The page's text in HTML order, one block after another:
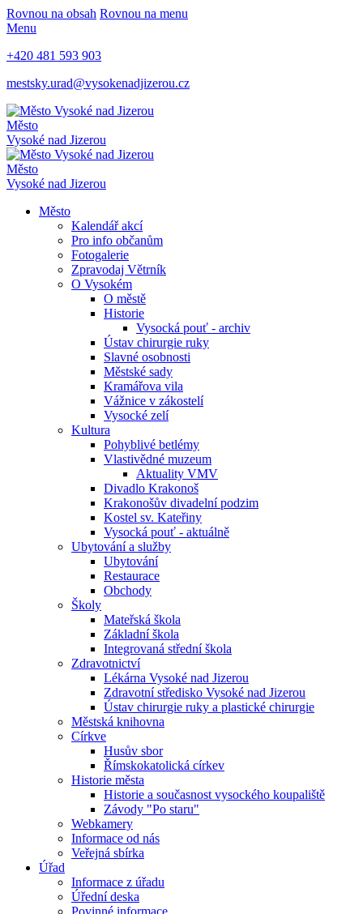
Rovnou na obsah Rovnou na menu
Menu
+420 481 593 903
mestsky.urad@vysokenadjizerou.cz
Město
Vysoké nad Jizerou
Město
Vysoké nad Jizerou
Město
Kalendář akcí
Pro info občanům
Fotogalerie
Zpravodaj Větrník
O Vysokém
O městě
Historie
Vysocká pouť - archiv
Ústav chirurgie ruky
Slavné osobnosti
Městské sady
Kramářova vila
Vážnice v zákostelí
Vysocké zelí
Kultura
Pohyblivé betlémy
Vlastivědné muzeum
Aktuality VMV
Divadlo Krakonoš
Krakonošův divadelní podzim
Kostel sv. Kateřiny
Vysocká pouť - aktuálně
Ubytování a služby
Ubytování
Restaurace
Obchody
Školy
Mateřská škola
Základní škola
Integrovaná střední škola
Zdravotnictví
Lékárna Vysoké nad Jizerou
Zdravotní středisko Vysoké nad Jizerou
Ústav chirurgie ruky a plastické chirurgie
Městská knihovna
Církve
Husův sbor
Římskokatolická církev
Historie města
Historie a současnost vysockého koupaliště
Závody "Po staru"
Webkamery
Informace od nás
Veřejná sbírka
Úřad
Informace z úřadu
Úřední deska
Povinné informace